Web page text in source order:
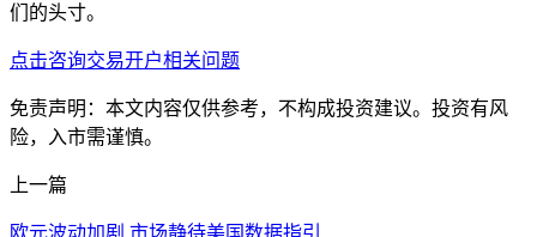
们的头寸。
点击咨询交易开户相关问题
免责声明：本文内容仅供参考，不构成投资建议。投资有风
险，入市需谨慎。
上一篇
欧元波动加剧 市场静待美国数据指引